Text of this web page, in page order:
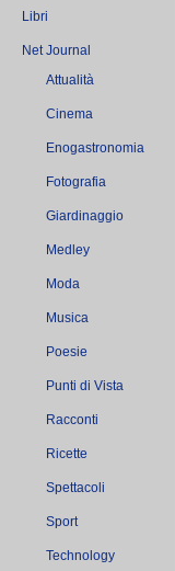
Libri
Net Journal
Attualità
Cinema
Enogastronomia
Fotografia
Giardinaggio
Medley
Moda
Musica
Poesie
Punti di Vista
Racconti
Ricette
Spettacoli
Sport
Technology